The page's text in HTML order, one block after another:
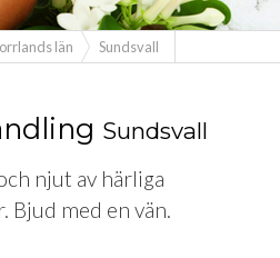
län Sundsvall
Sundsvall
njut av härliga
Bjud med en vän.